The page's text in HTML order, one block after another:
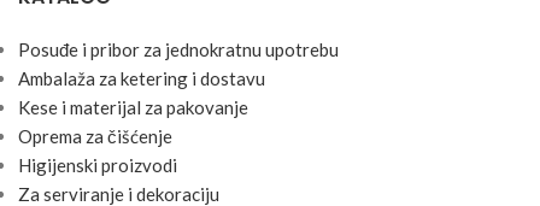
Posuđe i pribor za jednokratnu upotrebu
Ambalaža za ketering i dostavu
Kese i materijal za pakovanje
Oprema za čišćenje
Higijenski proizvodi
Za serviranje i dekoraciju